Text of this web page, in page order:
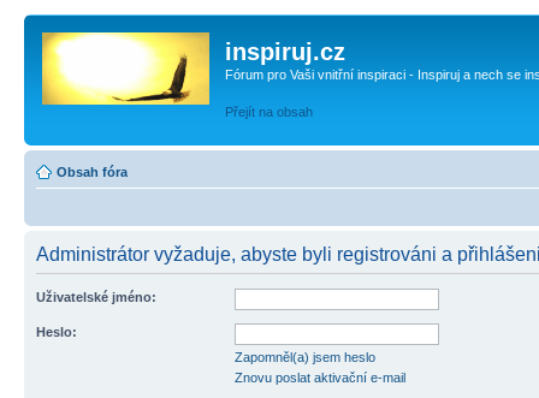
inspiruj.cz
Fórum pro Vaši vnitřní inspiraci - Inspiruj a nech se
Přejít na obsah
Obsah fóra
Administrátor vyžaduje, abyste byli registrováni a
Uživatelské jméno:
Heslo:
Zapomněl(a) jsem heslo
Znovu poslat aktivační e-mail